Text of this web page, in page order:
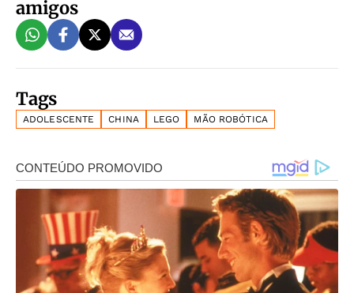
amigos
Tags
ADOLESCENTE CHINA LEGO MÃO ROBÓTICA